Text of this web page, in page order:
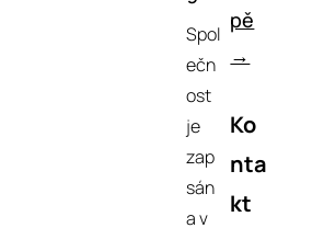
Spol
ečn
ost
je
zap
sán
a v
pě
→
Ko
nta
kt